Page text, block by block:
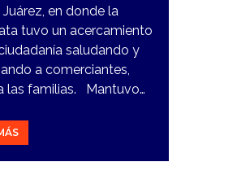
en donde la
tuvo un acercamiento
saludando y
a comerciantes,
las familias. Mantuvo…